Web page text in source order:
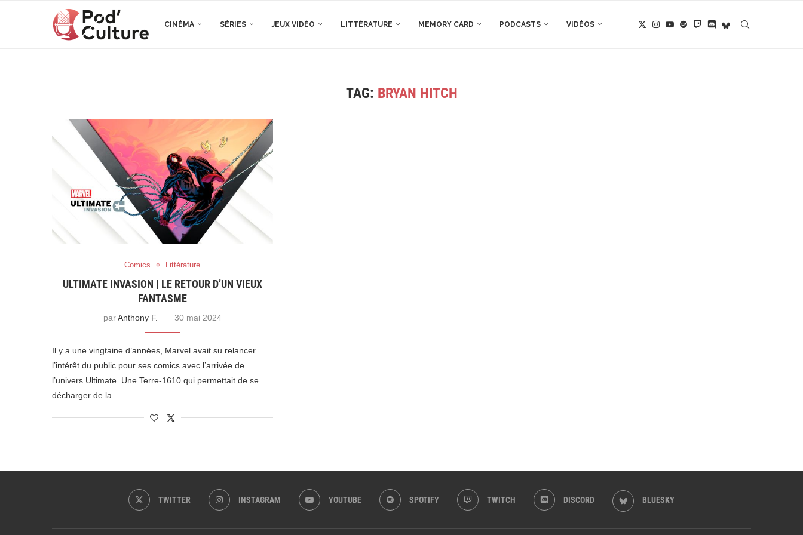
CINÉMA SÉRIES JEUX VIDÉO LITTÉRATURE MEMORY CARD PODCASTS VIDÉOS
TAG: BRYAN HITCH
Comics Littérature
ULTIMATE INVASION | LE RETOUR D’UN VIEUX
FANTASME
parAnthony F. 30 mai 2024
Il y a une vingtaine d’années, Marvel avait su relancer
l’intérêt du public pour ses comics avec l’arrivée de
l’univers Ultimate. Une Terre-1610 qui permettait de se
décharger de la…
TWITTER INSTAGRAM YOUTUBE SPOTIFY TWITCH DISCORD BLUESKY